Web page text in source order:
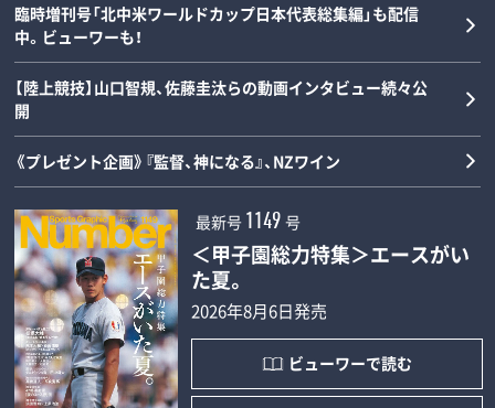
臨時増刊号「北中米ワールドカップ日本代表総集編」も配信
中。ビューワーも！
【陸上競技】山口智規、佐藤圭汰らの動画インタビュー続々公
開
《プレゼント企画》『監督、神になる』、NZワイン
最新号 1149 号
＜甲子園総力特集＞エースがい
た夏。
2026年8月6日発売
ビューワーで読む